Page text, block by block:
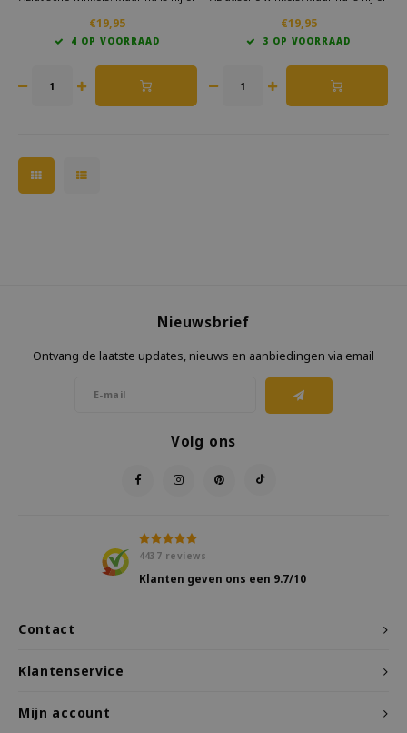
gelukskat cadeau aan iemand die
wel een beetje geluk kan gebruiken
€19,95
4 OP VOORRAAD
deze Lucky Cat cadeau aan iemand
die wel een beetje geluk kan
€19,95
3 OP VOORRAAD
Contact
Nieuwsbrief
Ontvang de laatste updates, nieuws en aanbiedingen via email
Volg ons
4437 reviews
Klanten geven ons een 9.7/10
Klantenservice
Mijn account